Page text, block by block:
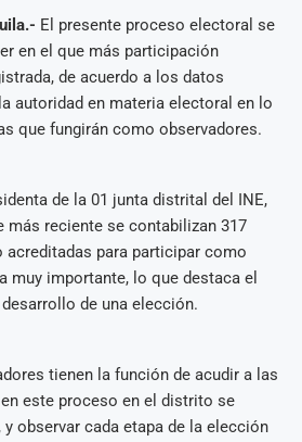
El presente proceso electoral se
en el que más participación
de acuerdo a los datos
autoridad en materia electoral en lo
que fungirán como observadores.
de la 01 junta distrital del INE,
más reciente se contabilizan 317
acreditadas para participar como
muy importante, lo que destaca el
de una elección.
tienen la función de acudir a las
este proceso en el distrito se
observar cada etapa de la elección